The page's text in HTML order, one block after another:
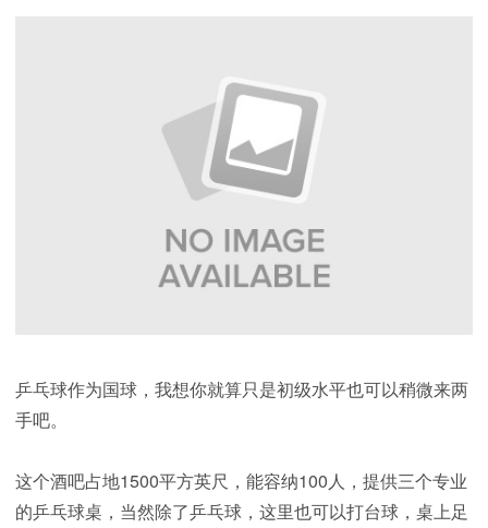
乒乓球作为国球，我想你就算只是初级水平也可以稍微来两
手吧。
这个酒吧占地1500平方英尺，能容纳100人，提供三个专业
的乒乓球桌，当然除了乒乓球，这里也可以打台球，桌上足